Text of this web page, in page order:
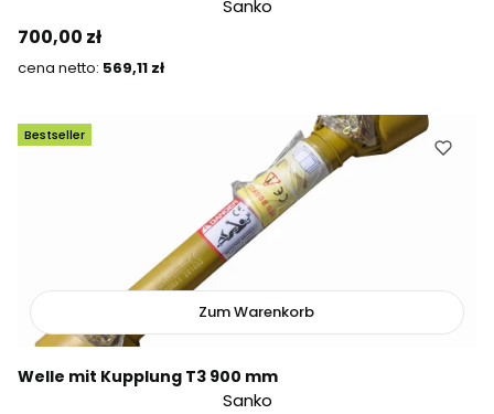
Sanko
Preis
700,00 zł
Preis
569,11 zł
Bestseller
Zum Warenkorb
Welle mit Kupplung T3 900 mm
Sanko